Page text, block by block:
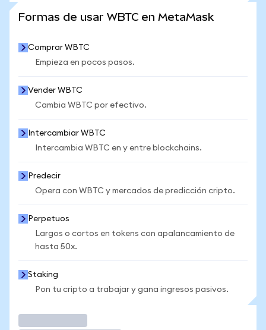
Formas de usar WBTC en MetaMask
Comprar WBTC
Empieza en pocos pasos.
Vender WBTC
Cambia WBTC por efectivo.
Intercambiar WBTC
Intercambia WBTC en y entre blockchains.
Predecir
Opera con WBTC y mercados de predicción cripto.
Perpetuos
Largos o cortos en tokens con apalancamiento de
hasta 50x.
Staking
Pon tu cripto a trabajar y gana ingresos pasivos.